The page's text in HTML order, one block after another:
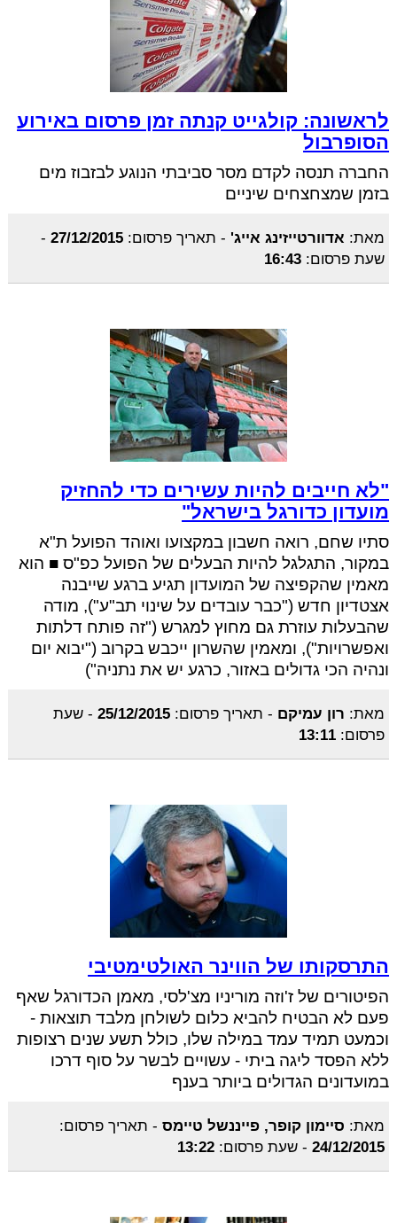
לראשונה: קולגייט קנתה זמן פרסום באירוע
הסופרבול
החברה תנסה לקדם מסר סביבתי הנוגע לבזבוז מים
בזמן שמצחצחים שיניים
מאת: אדוורטייזינג אייג' - תאריך פרסום: 27/12/2015
-
שעת פרסום: 16:43
"לא חייבים להיות עשירים כדי להחזיק
מועדון כדורגל בישראל"
סתיו שחם, רואה חשבון במקצועו ואוהד הפועל ת"א
במקור, התגלגל להיות הבעלים של הפועל כפ"ס ■ הוא
מאמין שהקפיצה של המועדון תגיע ברגע שייבנה
אצטדיון חדש ("כבר עובדים על שינוי תב"ע"), מודה
שהבעלות עוזרת גם מחוץ למגרש ("זה פותח דלתות
ואפשרויות"), ומאמין שהשרון ייכבש בקרוב ("יבוא יום
ונהיה הכי גדולים באזור, כרגע יש את נתניה")
מאת: רון עמיקם - תאריך פרסום: 25/12/2015
- שעת
פרסום: 13:11
התרסקותו של הווינר האולטימטיבי
הפיטורים של ז'וזה מוריניו מצ'לסי, מאמן הכדורגל שאף
פעם לא הבטיח להביא כלום לשולחן מלבד תוצאות -
וכמעט תמיד עמד במילה שלו, כולל תשע שנים רצופות
ללא הפסד ליגה ביתי - עשויים לבשר על סוף דרכו
במועדונים הגדולים ביותר בענף
מאת: סיימון קופר, פייננשל טיימס- תאריך פרסום:
24/12/2015
- שעת פרסום: 13:22